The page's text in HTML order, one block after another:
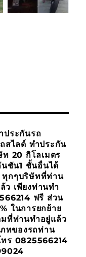
ประกันรถ
สไลด์ ทำประกัน
20 กิโลเมตร
นชัน1 ชั้นอื่นได้
ทุกๆบริษัทที่ท่าน
ว เพียงท่านทำ
ฟรี ส่วน
ในการยกย้าย
มที่ท่านทำอยู่แล้ว
ทของรถท่าน
ร 0825566214